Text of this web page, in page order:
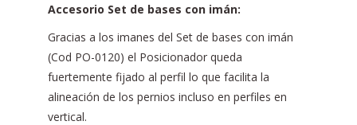
Accesorio Set de bases con imán:
Gracias a los imanes del Set de bases con imán
(Cod PO-0120) el Posicionador queda
fuertemente fijado al perfil lo que facilita la
alineación de los pernios incluso en perfiles en
vertical.